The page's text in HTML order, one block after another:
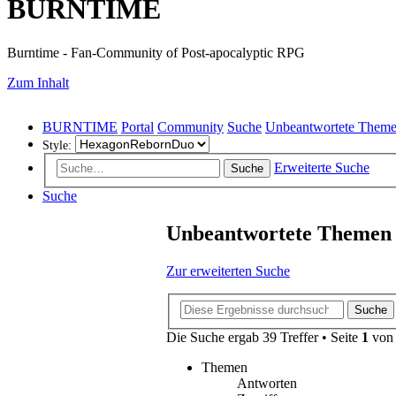
BURNTIME
Burntime - Fan-Community of Post-apocalyptic RPG
Zum Inhalt
BURNTIME Portal Community Suche Unbeantwortete
Style:
Suche
Erweiterte Suche
Suche
Unbeantwortete Themen
Zur erweiterten Suche
Suche
Die Suche ergab 39 Treffer • Seite 1 von
Themen
Antworten